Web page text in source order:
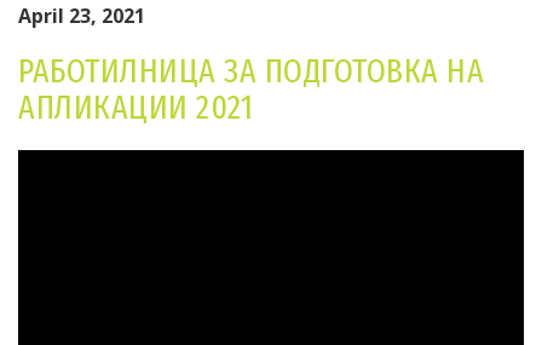
April 23, 2021
РАБОТИЛНИЦА ЗА ПОДГОТОВКА НА
АПЛИКАЦИИ 2021